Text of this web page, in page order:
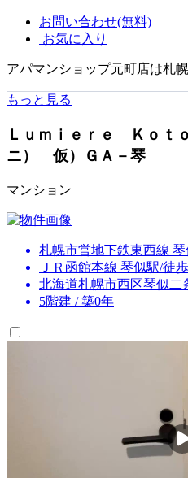
お問い合わせ(無料)
お気に入り
アパマンショップ元町店は札
もっと見る
Ｌｕｍｉｅｒｅ Ｋｏｔ
ニ） 仮）ＧＡ－琴
マンション
札幌市営地下鉄東西線
ＪＲ函館本線 琴似駅/徒
北海道札幌市西区琴似二
5階建 / 築0年